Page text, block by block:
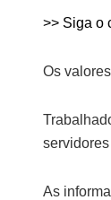
>> Siga o
Os
As